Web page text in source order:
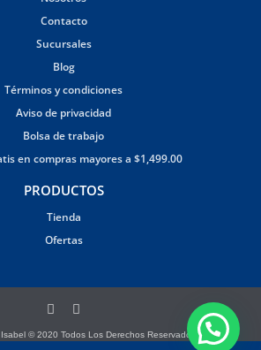
Contacto
Sucursales
Blog
Términos y condiciones
Aviso de privacidad
Bolsa de trabajo
en compras mayores a $1,499.00
PRODUCTOS
Tienda
Ofertas
© 2020 Todos Los Derechos Reservados.